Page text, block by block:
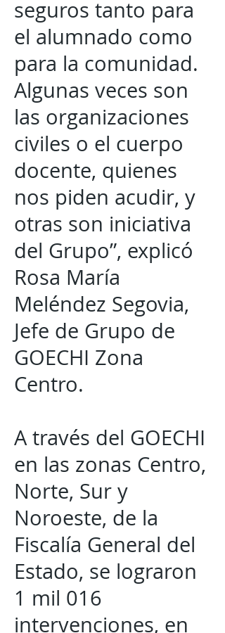
seguros tanto para
el alumnado como
para la comunidad.
Algunas veces son
las organizaciones
civiles o el cuerpo
docente, quienes
nos piden acudir, y
otras son iniciativa
del Grupo”, explicó
Rosa María
Meléndez Segovia,
Jefe de Grupo de
GOECHI Zona
Centro.
A través del GOECHI
en las zonas Centro,
Norte, Sur y
Noroeste, de la
Fiscalía General del
Estado, se lograron
1 mil 016
intervenciones, en